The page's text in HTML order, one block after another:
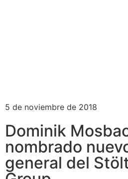
5 de noviembre de 2018
Dominik
nombrado
general del